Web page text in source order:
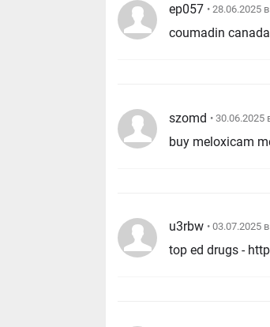
ep057 • 28.06.2025
coumadin
szomd • 30.06.2025
buy meloxicam
u3rbw • 03.07.2025